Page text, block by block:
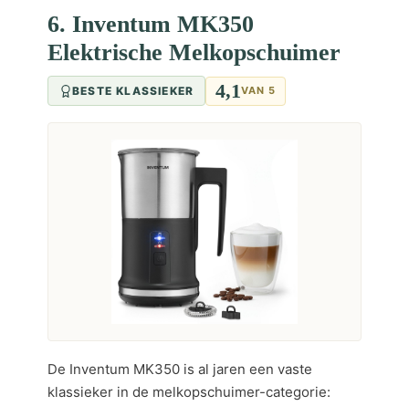
6. Inventum MK350
Elektrische Melkopschuimer
BESTE KLASSIEKER 4,1VAN 5
De Inventum MK350 is al jaren een vaste
klassieker in de melkopschuimer-categorie: